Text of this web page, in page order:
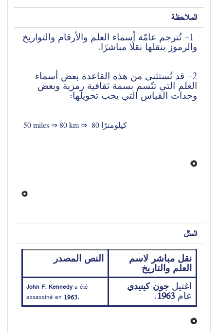
الملاحظة
والرموز بنقلها نقلًا مباشرًا.
وحدات القياس التي يجب تحويلها:
50 miles ⇒ 80 km ⇒ 80 كيلومترًا
المثل
العلم والتاريخ
النص المصدر
اغتيل جون كينيدي
عام 1963
.
John F. Kennedy a été
assassiné en 1963.